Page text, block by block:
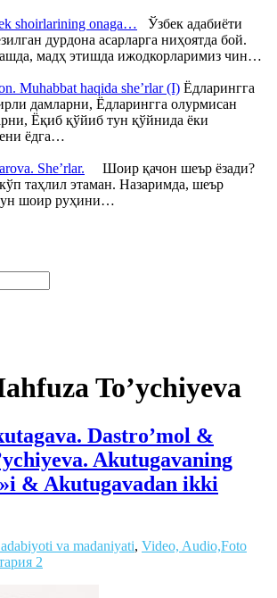
shoirlarining onaga… Ўзбек адабиёти
дурдона асарларга ниҳоятда бой.
мадҳ этишда ижодкорларимиз чин…
Muhabbat haqida she’rlar (I) Ёдларингга
дамларни, Ёдларингга олурмисан
Ёқиб қўйиб тун қўйнида ёки
ёдга…
She’rlar. Шоир қачон шеър ёзади?
таҳлил этаман. Назаримда, шеър
шоир руҳини…
To’ychiyeva
Dastro’mol &
Akutugavaning
& Akutugavadan ikki
va madaniyati, Video, Audio,Foto
2